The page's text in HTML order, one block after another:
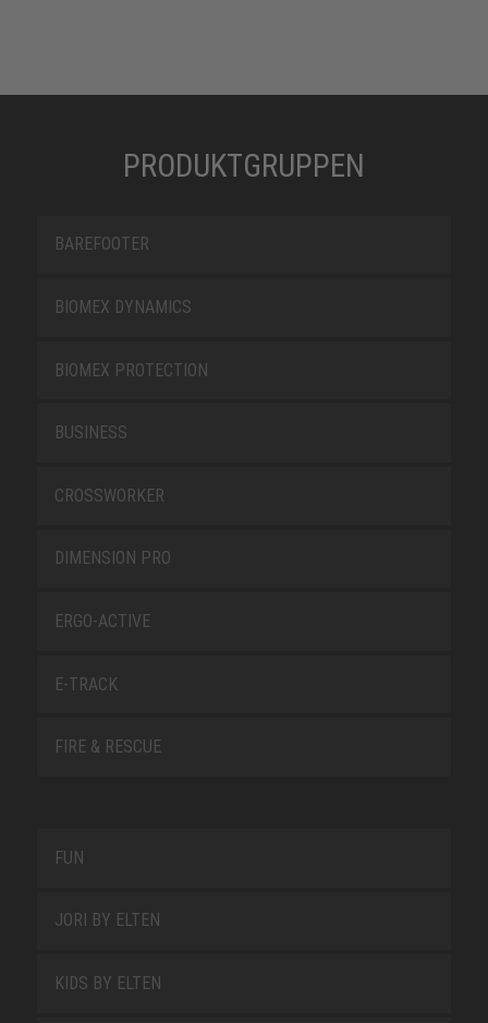
PRODUKTGRUPPEN
BAREFOOTER
BIOMEX DYNAMICS
BIOMEX PROTECTION
BUSINESS
CROSSWORKER
DIMENSION PRO
ERGO-ACTIVE
E-TRACK
FIRE & RESCUE
FUN
JORI BY ELTEN
KIDS BY ELTEN